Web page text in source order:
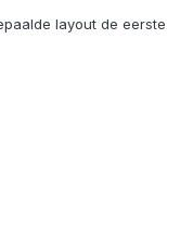
layout de eerste